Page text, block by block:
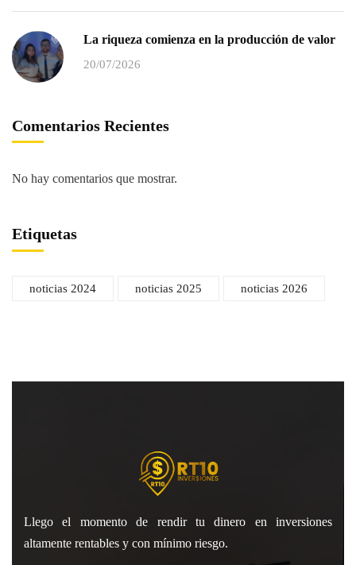
La riqueza comienza en la producción de valor
20/07/2026
Comentarios Recientes
No hay comentarios que mostrar.
Etiquetas
noticias 2024 noticias 2025 noticias 2026
Llego el momento de rendir tu dinero en inversiones
altamente rentables y con mínimo riesgo.